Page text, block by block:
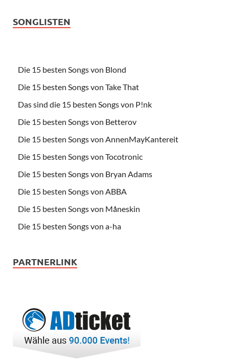
SONGLISTEN
Die 15 besten Songs von Blond
Die 15 besten Songs von Take That
Das sind die 15 besten Songs von P!nk
Die 15 besten Songs von Betterov
Die 15 besten Songs von AnnenMayKantereit
Die 15 besten Songs von Tocotronic
Die 15 besten Songs von Bryan Adams
Die 15 besten Songs von ABBA
Die 15 besten Songs von Måneskin
Die 15 besten Songs von a-ha
PARTNERLINK